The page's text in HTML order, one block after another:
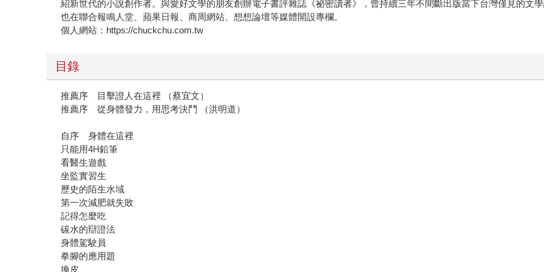
紹新世代的小說創作者。與愛好文學的朋友創辦電子書評雜誌《祕密讀者》，曾持續三年不間斷出版當下台灣僅見的文學
也在聯合報鳴人堂、蘋果日報、商周網站、想想論壇等媒體開設專欄。
個人網站：https://chuckchu.com.tw
目錄
推薦序 目擊證人在這裡 （蔡宜文）
推薦序 從身體發力，用思考決鬥 （洪明道）
自序 身體在這裡
只能用4H鉛筆
看醫生遊戲
坐監實習生
歷史的陌生水域
第一次減肥就失敗
記得怎麼吃
碳水的辯證法
身體駕駛員
拳腳的應用題
換皮